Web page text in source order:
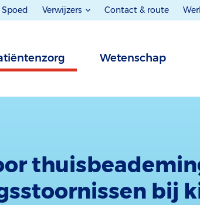
Spoed Verwijzers Contact & route
Wetenschap
bij